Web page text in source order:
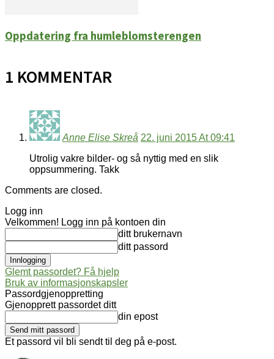
Oppdatering fra humleblomsterengen
1 KOMMENTAR
Anne Elise Skreå 22. juni 2015 At 09:41
Utrolig vakre bilder- og så nyttig med en slik
oppsummering. Takk
Comments are closed.
Logg inn
Velkommen! Logg inn på kontoen din
ditt brukernavn
ditt passord
Glemt passordet? Få hjelp
Bruk av informasjonskapsler
Passordgjenoppretting
Gjenopprett passordet ditt
din epost
Et passord vil bli sendt til deg på e-post.